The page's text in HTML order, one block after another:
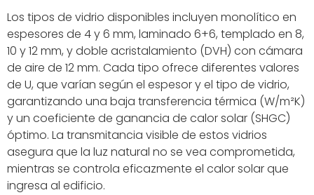
Los tipos de vidrio disponibles incluyen monolítico en
espesores de 4 y 6 mm, laminado 6+6, templado en 8,
10 y 12 mm, y doble acristalamiento (DVH) con cámara
de aire de 12 mm. Cada tipo ofrece diferentes valores
de U, que varían según el espesor y el tipo de vidrio,
garantizando una baja transferencia térmica (W/m²K)
y un coeficiente de ganancia de calor solar (SHGC)
óptimo. La transmitancia visible de estos vidrios
asegura que la luz natural no se vea comprometida,
mientras se controla eficazmente el calor solar que
ingresa al edificio.